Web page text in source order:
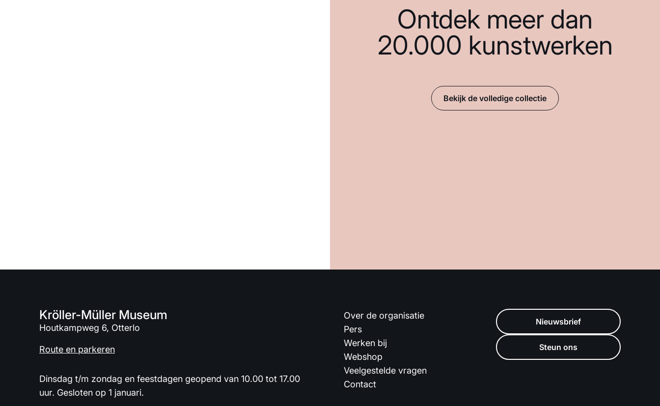
Ontdek meer dan
20.000 kunstwerken
Bekijk de volledige collectie
Kröller-Müller Museum
Houtkampweg 6, Otterlo
Route en parkeren
Dinsdag t/m zondag en feestdagen geopend van 10.00 tot 17.00
uur. Gesloten op 1 januari.
Over de organisatie
Pers
Werken bij
Webshop
Veelgestelde vragen
Contact
Nieuwsbrief
Steun ons